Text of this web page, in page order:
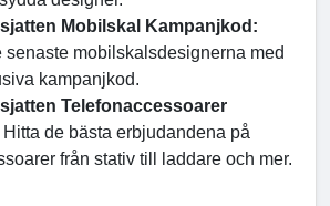
Mobilskal Kampanjkod:
senaste mobilskalsdesignerna med
kampanjkod.
Telefonaccessoarer
Hitta de bästa erbjudandena på
från stativ till laddare och mer.